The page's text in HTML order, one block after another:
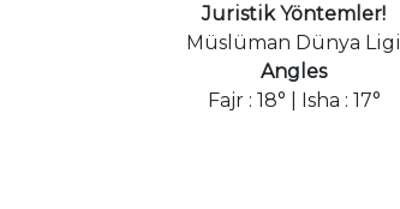
Juristik Yöntemler!
Müslüman Dünya Ligi
Angles
Fajr : 18° | Isha : 17°